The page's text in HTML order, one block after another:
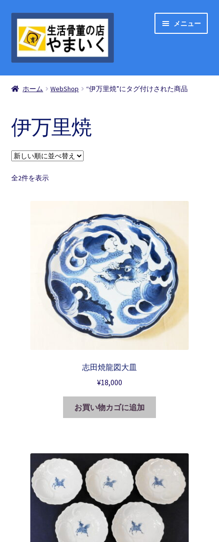
ナ
ー
ン
ス
キ
ッ
プ
コ
ン
ス
ッ
プ
メニュー
ShopList
買い物カゴ
お問い合わせ
マイアカウント
ホーム WebShop “伊万里焼”にタグ付けされた商品
伊万里焼
全2件を表示新
志田焼龍図大皿
¥18,000
お買い物カゴに追加